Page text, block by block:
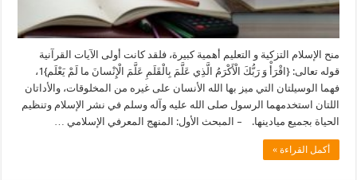
منح الإسلام التزكية و التعليم أهمية كبيرة، فلقد كانت أولى الآيات القرآنية
قوله تعالى: {اقْرَأْ وَ رَبُّكَ الْأَكْرَمُ الَّذِي عَلَّمَ بِالْقَلَمِ عَلَّمَ الْإِنْسانَ ما لَمْ يَعْلَم}1،
فهما الوسيلتان التي ميز بها الله الأنسان على غيره من المخلوقات، والأداتان
اللتان استخدمهما الرسول صلى الله عليه وآله وسلم في نشر الإسلام وتنظيم
الحياة بجميع ميادينها. – المبحث الأول: المنهج المعرفي الإسلامي …
أكمل القراءة »